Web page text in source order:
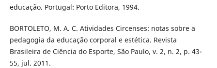
educação. Portugal: Porto Editora, 1994.
BORTOLETO, M. A. C. Atividades Circenses: notas sobre a
pedagogia da educação corporal e estética. Revista
Brasileira de Ciência do Esporte, São Paulo, v. 2, n. 2, p. 43-
55, jul. 2011.